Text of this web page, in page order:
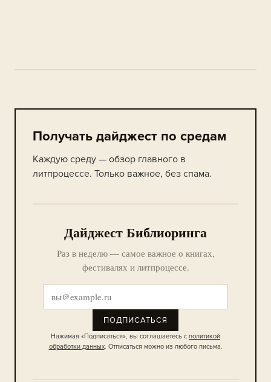
Получать дайджест по средам
Каждую среду — обзор главного в
литпроцессе. Только важное, без спама.
Дайджест Библиоринга
Раз в неделю — самое важное о книгах,
фестивалях и литпроцессе.
ПОДПИСАТЬСЯ
Нажимая «Подписаться», вы соглашаетесь с политикой
обработки данных. Отписаться можно из любого письма.